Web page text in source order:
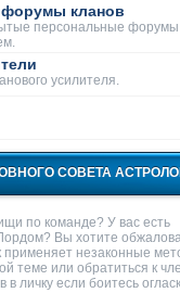
кланов
персональные форумы
усилителя.
СОВЕТА
по команде? У вас есть
Вы хотите
применяет незаконные
теме или обратиться к
личку если боитесь